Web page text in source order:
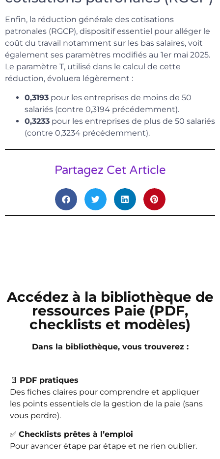
Enfin, la réduction générale des cotisations
patronales (RGCP), dispositif essentiel pour alléger le
coût du travail notamment sur les bas salaires, voit
également ses paramètres modifiés au 1er mai 2025.
Le paramètre T, utilisé dans le calcul de cette
réduction, évoluera légèrement :
0,3193 pour les entreprises de moins de 50
salariés (contre 0,3194 précédemment).
0,3233 pour les entreprises de plus de 50 salariés
(contre 0,3234 précédemment).
Partagez Cet Article
Accédez à la bibliothèque de
ressources Paie (PDF,
checklists et modèles)
Dans la bibliothèque, vous trouverez :
📄 PDF pratiques
Des fiches claires pour comprendre et appliquer
les points essentiels de la gestion de la paie (sans
vous perdre).
✅ Checklists prêtes à l’emploi
Pour avancer étape par étape et ne rien oublier.